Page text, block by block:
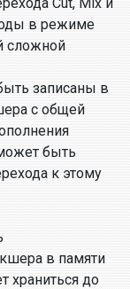
в режиме
сложной
записаны в
с общей
быть
к этому
в памяти
храниться до